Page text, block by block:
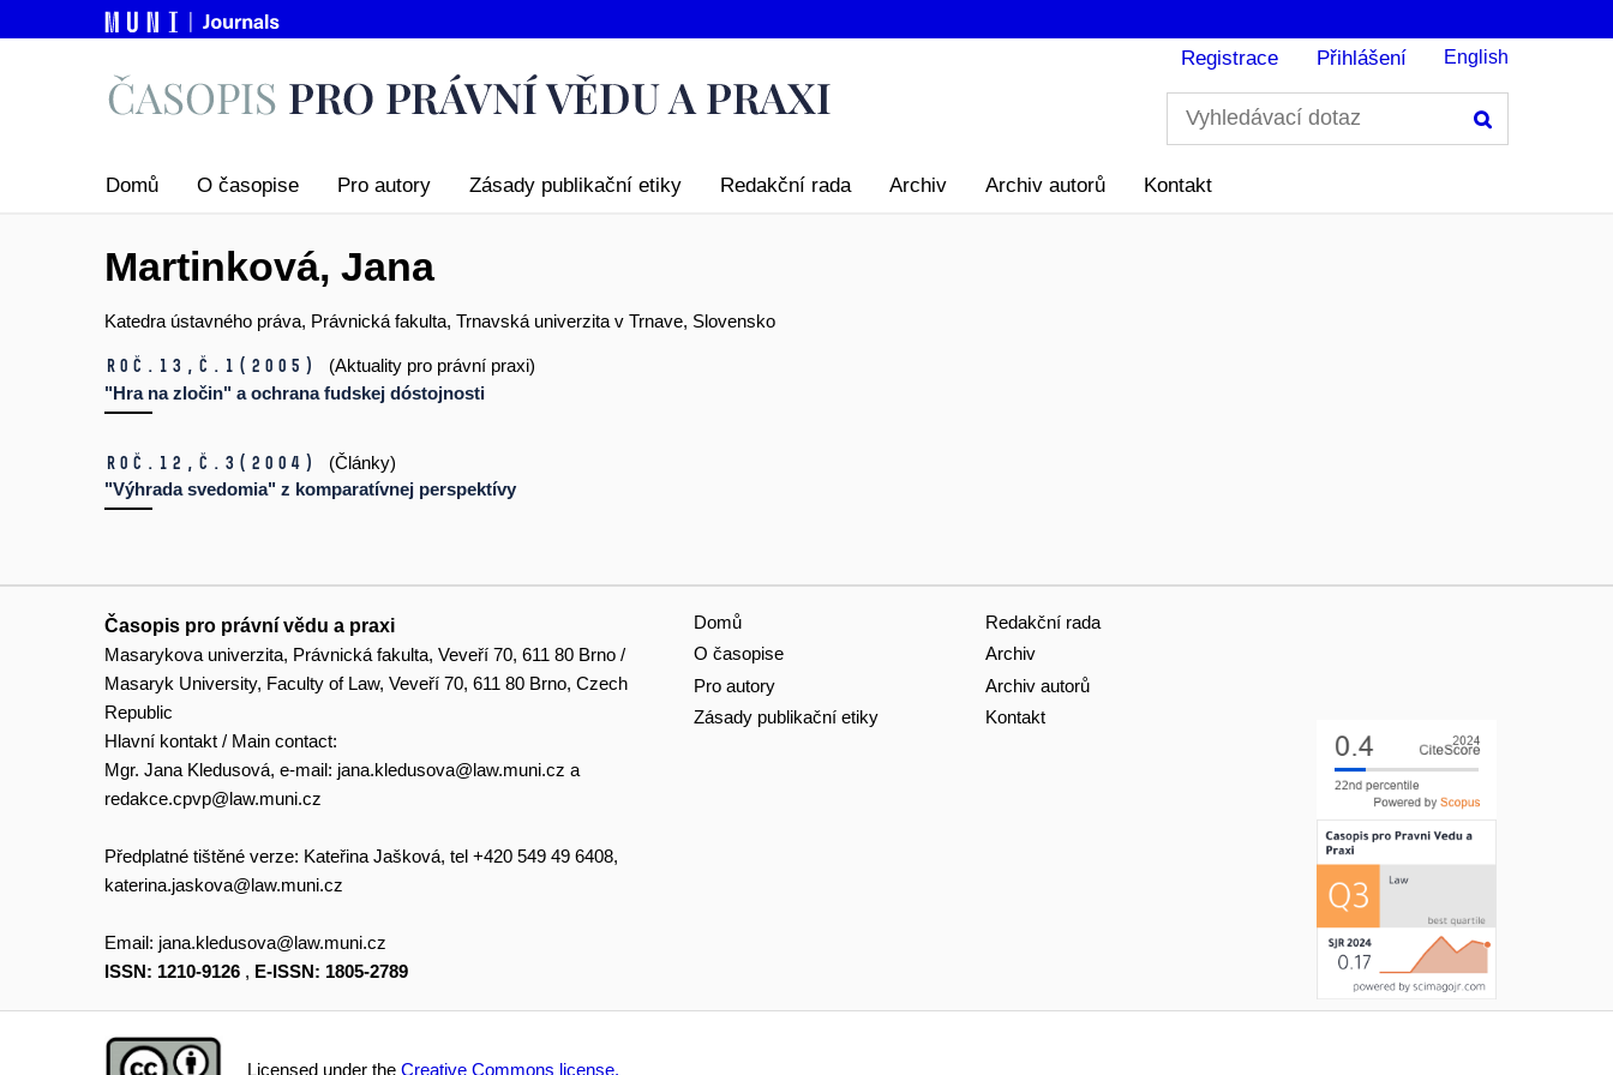
Registrace Přihlášení English
Domů O časopise Pro autory Zásady publikační etiky Redakční rada Archiv Archiv autorů Kontakt
Martinková, Jana
Katedra ústavného práva, Právnická fakulta, Trnavská univerzita v Trnave, Slovensko
Roč.13, č.1 (2005)
(Aktuality pro právní praxi)
"Hra na zločin" a ochrana fudskej dóstojnosti
Roč.12, č.3 (2004)
(Články)
"Výhrada svedomia" z komparatívnej perspektívy
Časopis pro právní vědu a praxi
Masarykova univerzita, Právnická fakulta, Veveří 70, 611 80 Brno /
Masaryk University, Faculty of Law, Veveří 70, 611 80 Brno, Czech
Republic
Hlavní kontakt / Main contact:
Mgr. Jana Kledusová, e-mail: jana.kledusova@law.muni.cz a
redakce.cpvp@law.muni.cz
Předplatné tištěné verze: Kateřina Jašková, tel +420 549 49 6408,
katerina.jaskova@law.muni.cz
Email: jana.kledusova@law.muni.cz
ISSN: 1210-9126 , E-ISSN: 1805-2789
Domů
O časopise
Pro autory
Zásady publikační etiky
Redakční rada
Archiv
Archiv autorů
Kontakt
Licensed under theCreative Commons license.